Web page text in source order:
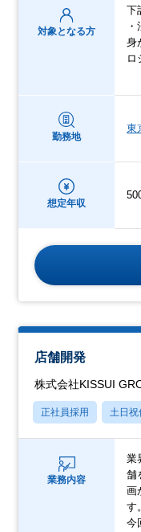
対象となる方
下
身
ロ
勤務地
東
想定年収
店舗開発
株式会社KISSUI
正社員採用 土日祝
業務内容
業
舗
画
す。
今